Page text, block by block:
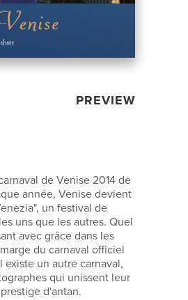
PREVIEW
de Venise 2014 de
année, Venise devient
un festival de
uns que les autres. Quel
avec grâce dans les
du carnaval officiel
un autre carnaval,
qui unissent leur
d'antan.